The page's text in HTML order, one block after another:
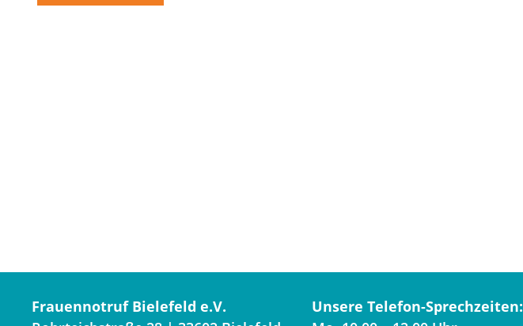
Frauennotruf Bielefeld e.V.
Unsere Telefon-Sprechzeiten: